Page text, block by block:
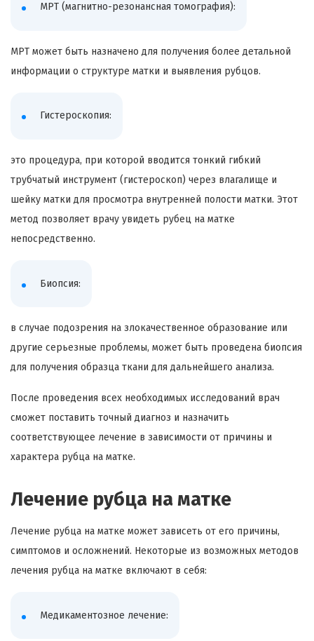
МРТ (магнитно-резонансная томография):
МРТ может быть назначено для получения более детальной
информации о структуре матки и выявления рубцов.
Гистероскопия:
это процедура, при которой вводится тонкий гибкий
трубчатый инструмент (гистероскоп) через влагалище и
шейку матки для просмотра внутренней полости матки. Этот
метод позволяет врачу увидеть рубец на матке
непосредственно.
Биопсия:
в случае подозрения на злокачественное образование или
другие серьезные проблемы, может быть проведена биопсия
для получения образца ткани для дальнейшего анализа.
После проведения всех необходимых исследований врач
сможет поставить точный диагноз и назначить
соответствующее лечение в зависимости от причины и
характера рубца на матке.
Лечение рубца на матке
Лечение рубца на матке может зависеть от его причины,
симптомов и осложнений. Некоторые из возможных методов
лечения рубца на матке включают в себя:
Медикаментозное лечение: